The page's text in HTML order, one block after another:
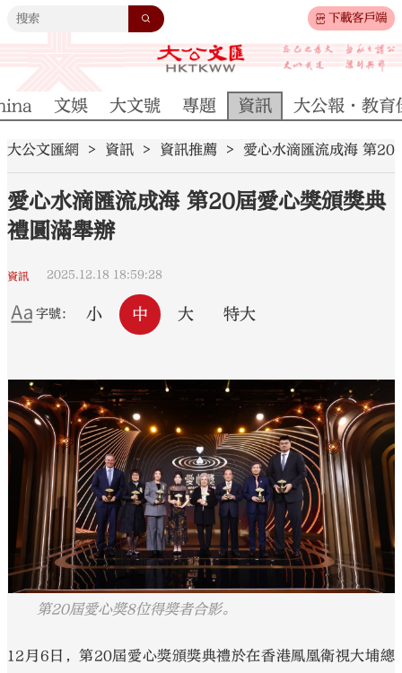
下載客戶端
大公文匯
文娛 大文號 專題 資訊 大公報·教育
大公文匯網 資訊 資訊推薦 愛心水滴匯流成海 第20
愛心水滴匯流成海 第20屆愛心獎頒獎典
禮圓滿舉辦
資訊 2025.12.18 18:59:28
字號： 小 中 大 特大
第20屆愛心獎8位得獎者合影。
12月6日，第20屆愛心獎頒獎典禮於在香港鳳凰衛視大埔總